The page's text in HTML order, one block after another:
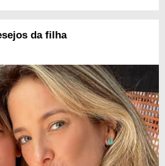
da filha